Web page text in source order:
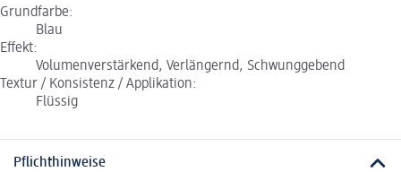
Grundfarbe:
Blau
Effekt:
Volumenverstärkend, Verlängernd, Schwunggebend
Textur / Konsistenz / Applikation:
Flüssig
Pflichthinweise